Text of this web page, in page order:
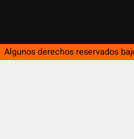
Algunos derechos reservados